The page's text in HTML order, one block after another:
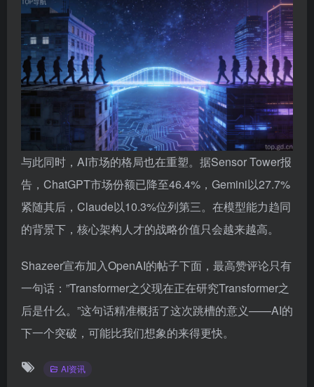
与此同时，AI市场的格局也在重塑。据Sensor Tower报
告，ChatGPT市场份额已降至46.4%，Gemini以27.7%
紧随其后，Claude以10.3%位列第三。在模型能力趋同
的背景下，核心架构人才的战略价值只会越来越高。
Shazeer宣布加入OpenAI的帖子下面，最高赞评论只有
一句话：”Transformer之父现在正在研究Transformer之
后是什么。”这句话精准概括了这次跳槽的意义——AI的
下一个突破，可能比我们想象的来得更快。
AI资讯